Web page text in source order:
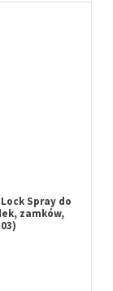
Spray do
zamków,